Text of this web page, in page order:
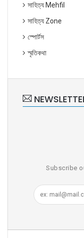
সাহিত্য Mehfil
সাহিত্য Zone
স্পোর্টস
স্মৃতিকথা
Subscribe